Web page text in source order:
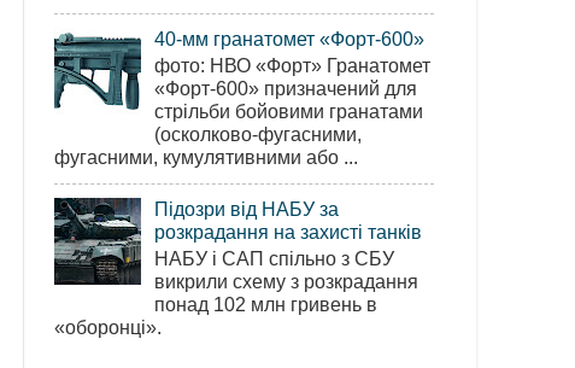
40-мм гранатомет «Форт-600»
фото: НВО «Форт» Гранатомет
«Форт-600» призначений для
стрільби бойовими гранатами
(осколково-фугасними,
фугасними, кумулятивними або ...
Підозри від НАБУ за
розкрадання на захисті танків
НАБУ і САП спільно з СБУ
викрили схему з розкрадання
понад 102 млн гривень в
«оборонці».